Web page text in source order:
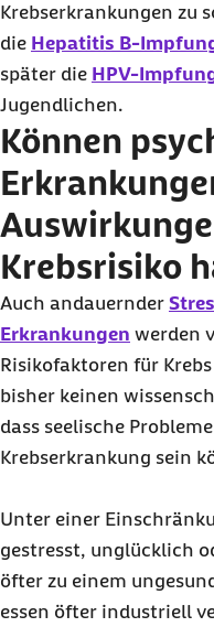
Krebserkrankungen zu
die Hepatitis B-
später die HPV-
Jugendlichen.
Können
Krebsrisiko
Auch andauernder
Erkrankungen werden
Risikofaktoren für
bisher keinen
dass seelische
Krebserkrankung sein
Unter einer
gestresst, unglücklich
öfter zu einem
essen öfter industriell